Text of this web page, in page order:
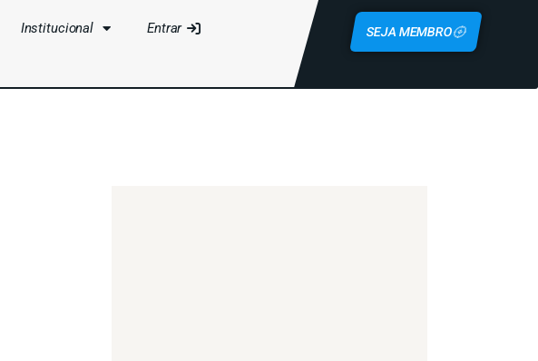
Institucional Entrar SEJA MEMBRO